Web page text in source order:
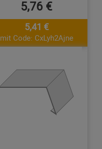
5,76 €
5,41 €
mit Code: CxLyh2Ajne